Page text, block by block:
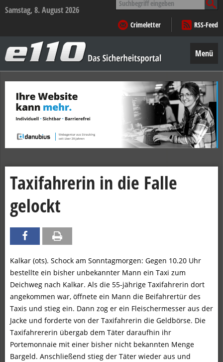
Samstag, 8. August 2026
nach:
Crimeletter
RSS-Feed
–
Das
Sicherheitsportal
Menü
Zum
Inhalt
springen
Taxifahrerin in die Falle
gelockt
Kalkar (ots). Schock am Sonntagmorgen: Gegen 10.20 Uhr
bestellte ein bisher unbekannter Mann ein Taxi zum
Deichweg nach Kalkar. Als die 55-jährige Taxifahrerin dort
angekommen war, öffnete ein Mann die Beifahrertür des
Taxis und stieg ein. Dann zog er ein Fleischermesser aus der
Jacke und forderte von der Taxifahrerin die Geldbörse. Die
Taxifahrererin übergab dem Täter daraufhin ihr
Portemonnaie mit einer bisher nicht bekannten Menge
Bargeld. Anschließend stieg der Täter wieder aus und